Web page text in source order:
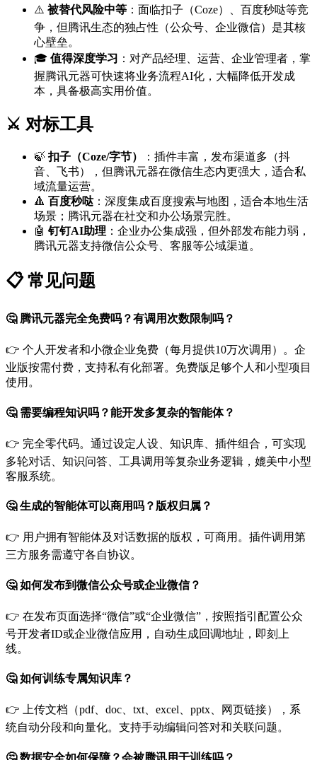
⚠️ 被替代风险中等 ：面临扣子（Coze）、百度秒哒等竞
争，但腾讯生态的独占性（公众号、企业微信）是其核
心壁垒。
🎓 值得深度学习 ：对产品经理、运营、企业管理者，掌
握腾讯元器可快速将业务流程AI化，大幅降低开发成
本，具备极高实用价值。
⚔️ 对标工具
🍃扣子（Coze/字节）
：插件丰富，发布渠道多（抖
音、飞书），但腾讯元器在微信生态内更强大，适合私
域流量运营。
🔺 百度秒哒：深度集成百度搜索与地图，适合本地生活
场景；腾讯元器在社交和办公场景完胜。
🤖钉钉AI助理 ：企业办公集成强，但外部发布能力弱，
腾讯元器支持微信公众号、客服等公域渠道。
📋 常见问题
🤔 腾讯元器完全免费吗？有调用次数限制吗？
👉 个人开发者和小微企业免费（每月提供10万次调用）。企
业版按需付费，支持私有化部署。免费版足够个人和小型项目
使用。
🤔 需要编程知识吗？能开发多复杂的智能体？
👉 完全零代码。通过设定人设、知识库、插件组合，可实现
多轮对话、知识问答、工具调用等复杂业务逻辑，媲美中小型
客服系统。
🤔 生成的智能体可以商用吗？版权归属？
👉 用户拥有智能体及对话数据的版权，可商用。插件调用第
三方服务需遵守各自协议。
🤔 如何发布到微信公众号或企业微信？
👉 在发布页面选择“微信”或“企业微信”，按照指引配置公众
号开发者ID或企业微信应用，自动生成回调地址，即刻上
线。
🤔 如何训练专属知识库？
👉 上传文档（pdf、doc、txt、excel、pptx、网页链接），系
统自动分段和向量化。支持手动编辑问答对和关联问题。
🤔 数据安全如何保障？会被腾讯用于训练吗？